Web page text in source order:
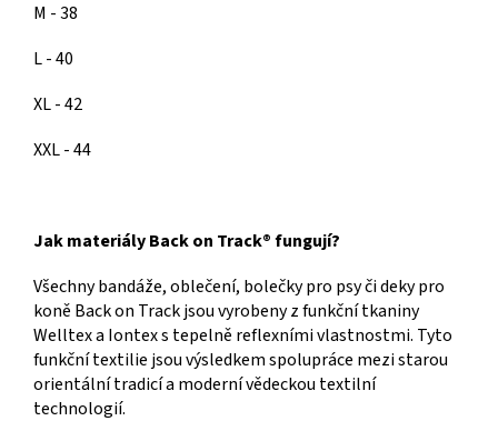
M - 38
L - 40
XL - 42
XXL - 44
Jak materiály Back on Track® fungují?
Všechny bandáže, oblečení, bolečky pro psy či deky pro
koně Back on Track jsou vyrobeny z funkční tkaniny
Welltex a Iontex s tepelně reflexními vlastnostmi. Tyto
funkční textilie jsou výsledkem spolupráce mezi starou
orientální tradicí a moderní vědeckou textilní
technologií.